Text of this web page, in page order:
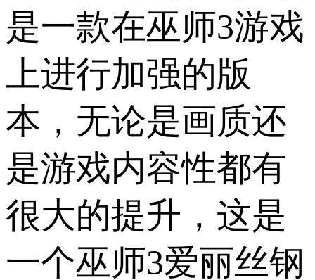
是一款在巫师3游戏
上进行加强的版
本，无论是画质还
是游戏内容性都有
很大的提升，这是
一个巫师3爱丽丝钢